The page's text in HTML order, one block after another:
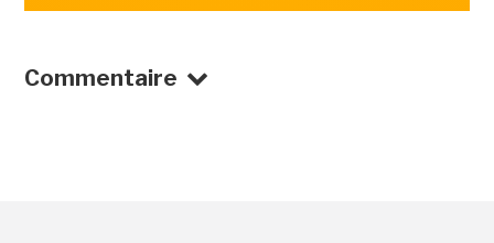
Commentaire